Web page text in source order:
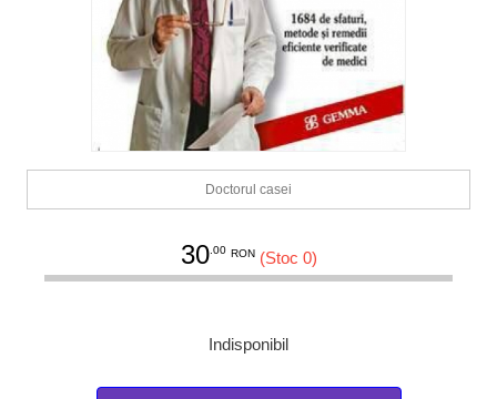
Doctorul casei
30.00 RON (Stoc 0)
Indisponibil